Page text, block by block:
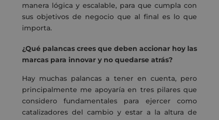
manera lógica y escalable, para que cumpla con
sus objetivos de negocio que al final es lo que
importa.
¿Qué palancas crees que deben accionar hoy las
marcas para innovar y no quedarse atrás?
Hay muchas palancas a tener en cuenta, pero
principalmente me apoyaría en tres pilares que
considero fundamentales para ejercer como
catalizadores del cambio y estar a la altura de